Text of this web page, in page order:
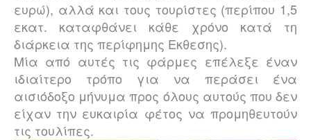
ευρώ), αλλά και τους τουρίστες (περίπου 1,5
εκατ. καταφθάνει κάθε χρόνο κατά τη
διάρκεια της περίφημης Εκθεσης).
Μία από αυτές τις φάρμες επέλεξε έναν
ιδιαίτερο τρόπο για να περάσει ένα
αισιόδοξο μήνυμα προς όλους αυτούς που δεν
είχαν την ευκαιρία φέτος να προμηθευτούν
τις τουλίπες.